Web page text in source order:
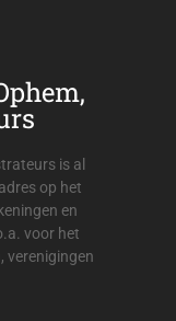
is al
op het
en
voor het
verenigingen